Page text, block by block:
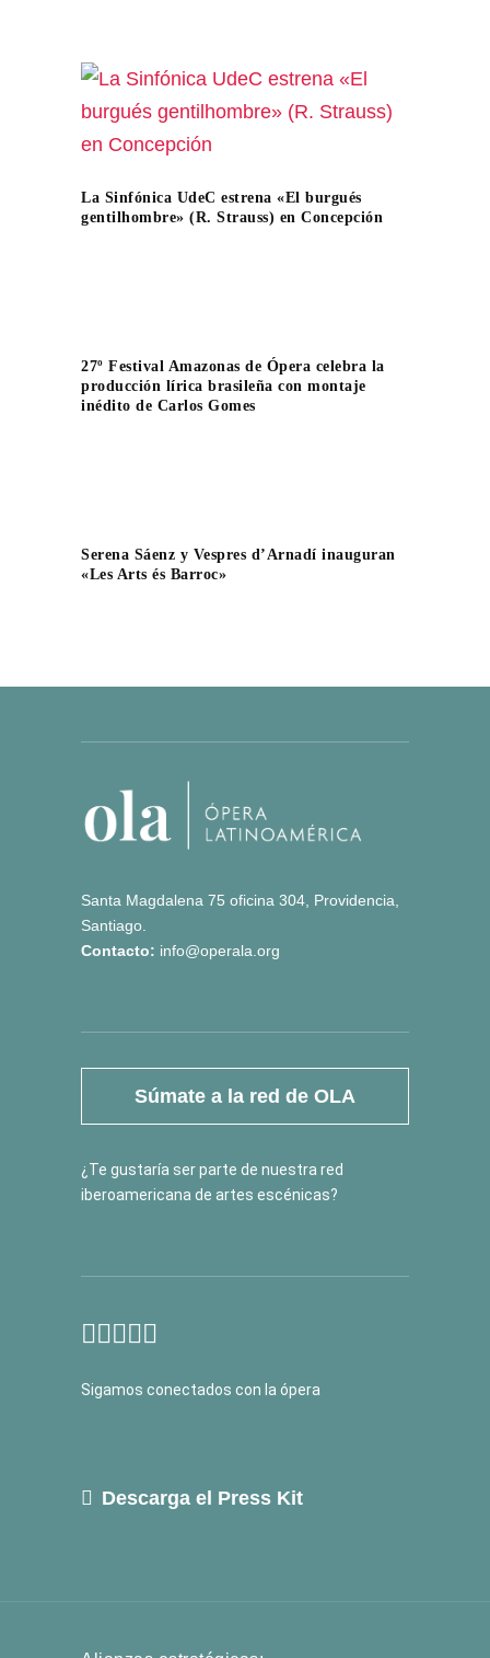
La Sinfónica UdeC estrena «El burgués
gentilhombre» (R. Strauss) en Concepción
27º Festival Amazonas de Ópera celebra la
producción lírica brasileña con montaje
inédito de Carlos Gomes
Serena Sáenz y Vespres d’Arnadí inauguran
«Les Arts és Barroc»
Santa Magdalena 75 oficina 304, Providencia,
Santiago.
Contacto: info@operala.org
Súmate a la red de OLA
¿Te gustaría ser parte de nuestra red
iberoamericana de artes escénicas?
Sigamos conectados con la ópera
Descarga el Press Kit